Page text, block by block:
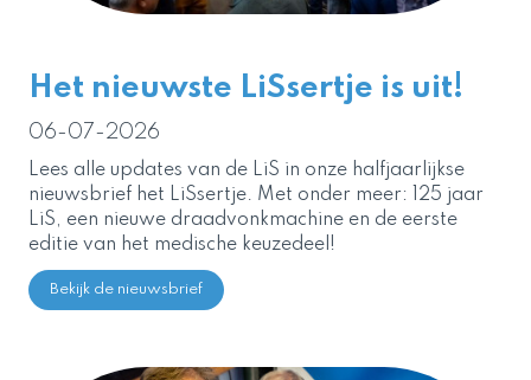
Het nieuwste LiSsertje is uit!
06-07-2026
Lees alle updates van de LiS in onze halfjaarlijkse
nieuwsbrief het LiSsertje. Met onder meer: 125 jaar
LiS, een nieuwe draadvonkmachine en de eerste
editie van het medische keuzedeel!
Bekijk de nieuwsbrief